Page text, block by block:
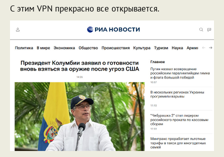
С этим VPN прекрасно все открывается.